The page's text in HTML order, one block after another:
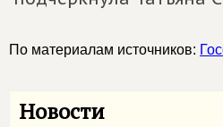
По материалам источников:
Новости